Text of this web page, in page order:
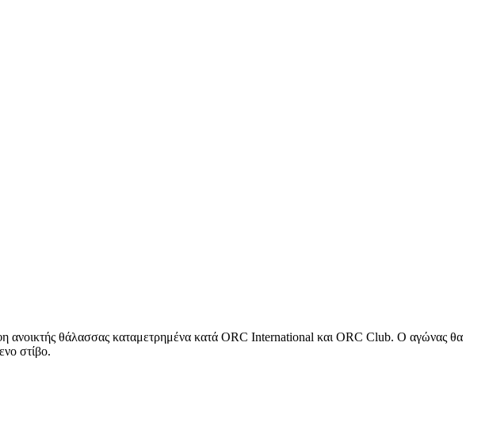
θάλασσας καταμετρημένα κατά ORC International και ORC Club. Ο αγώνας θα
στίβο.